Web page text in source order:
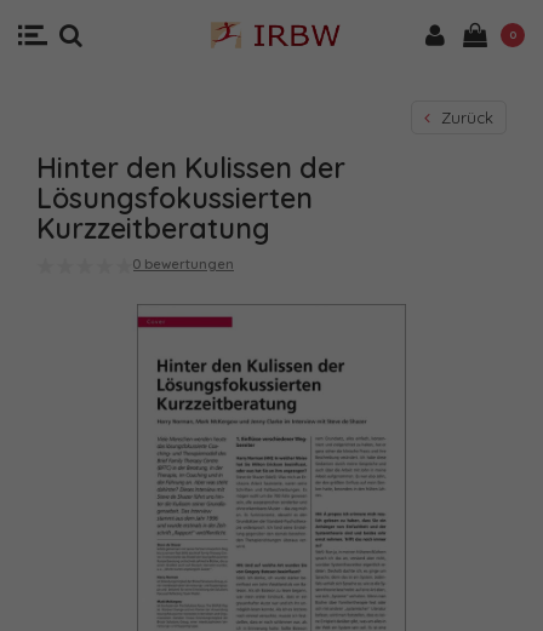
0
Zurück
Hinter den Kulissen der
Lösungsfokussierten
Kurzzeitberatung
0 bewertungen